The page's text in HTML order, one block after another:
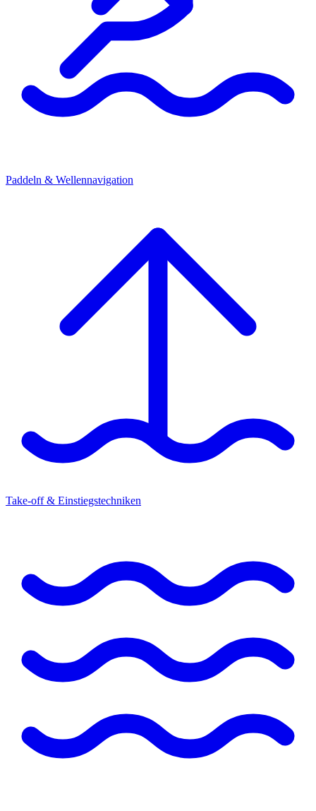
Paddeln & Wellennavigation
Take-off & Einstiegstechniken